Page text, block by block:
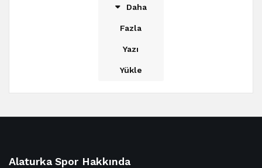
Daha
Fazla
Yazı
Yükle
Alaturka Spor Hakkında